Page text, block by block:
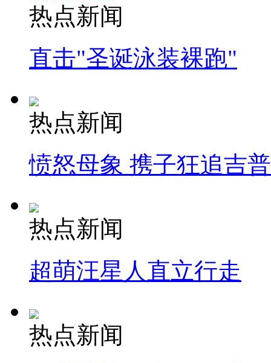
热点新闻
直击"圣诞泳装裸跑"
热点新闻
愤怒母象 携子狂追吉
热点新闻
超萌汪星人直立行走
热点新闻